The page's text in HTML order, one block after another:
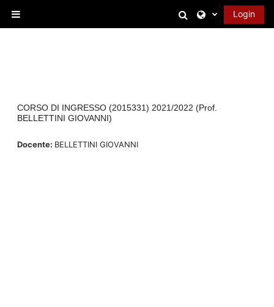
Attiva/disattiva
Login
CORSO DI INGRESSO (2015331) 2021/2022 (Prof.
BELLETTINI GIOVANNI)
Docente: BELLETTINI GIOVANNI